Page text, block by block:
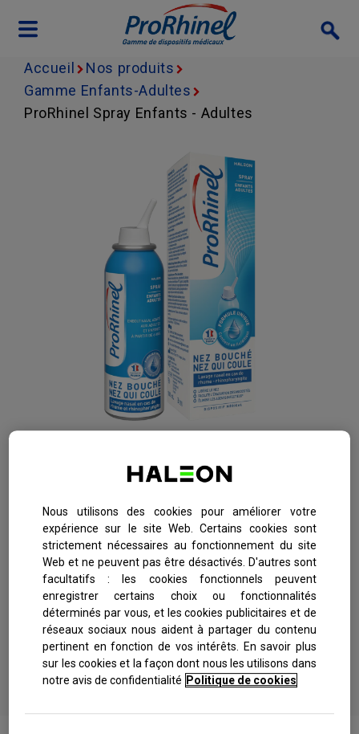
Accueil
Nos produits
Gamme Enfants-Adultes
ProRhinel Spray Enfants - Adultes
ProRhinel
Spray Enfants -
Adultes.
En cliquant sur le(s) lien(s) ci-dessus, vous serez redirigés
vers un site internet externe qui n'est pas exploité ni
administré par le groupe Haleon. Le groupe Haleon
n’endosse aucune responsabilité pour le contenu du site
internet. Si vous ne souhaitez pas quitter ce site, ne cliquez
Nous utilisons des cookies pour améliorer votre
expérience sur le site Web. Certains cookies sont
strictement nécessaires au fonctionnement du site
Web et ne peuvent pas être désactivés. D'autres sont
facultatifs : les cookies fonctionnels peuvent
enregistrer certains choix ou fonctionnalités
déterminés par vous, et les cookies publicitaires et de
réseaux sociaux nous aident à partager du contenu
pertinent en fonction de vos intérêts. En savoir plus
sur les cookies et la façon dont nous les utilisons dans
notre avis de confidentialité Politique de cookies